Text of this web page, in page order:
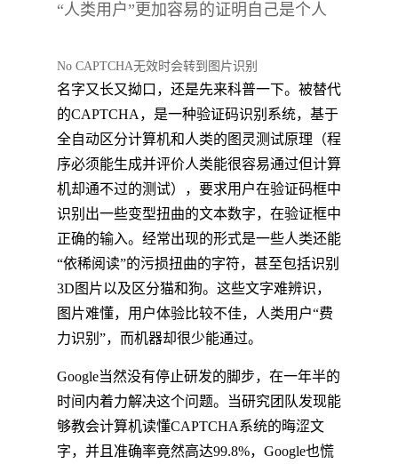
“人类用户”更加容易的证明自己是个人
No CAPTCHA无效时会转到图片识别
名字又长又拗口，还是先来科普一下。被替代
的CAPTCHA，是一种验证码识别系统，基于
全自动区分计算机和人类的图灵测试原理（程
序必须能生成并评价人类能很容易通过但计算
机却通不过的测试），要求用户在验证码框中
识别出一些变型扭曲的文本数字，在验证框中
正确的输入。经常出现的形式是一些人类还能
“依稀阅读”的污损扭曲的字符，甚至包括识别
3D图片以及区分猫和狗。这些文字难辨识，
图片难懂，用户体验比较不佳，人类用户“费
力识别”，而机器却很少能通过。
Google当然没有停止研发的脚步，在一年半的
时间内着力解决这个问题。当研究团队发现能
够教会计算机读懂CAPTCHA系统的晦涩文
字，并且准确率竟然高达99.8%，Google也慌